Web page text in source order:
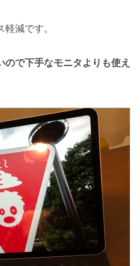
減です。
で下手なモニタよりも使え